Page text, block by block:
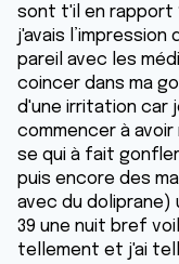
sont t'il en rapport
j'avais
pareil avec les
coincer dans ma
d'une irritation car
commencer à
se qui à fait
puis encore des
avec du doliprane)
39 une nuit bref
tellement et j'ai